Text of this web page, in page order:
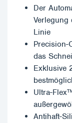
Der
Verlegung
Linie
Precision-
das
Exklusive
Ultra-
Antihaft-